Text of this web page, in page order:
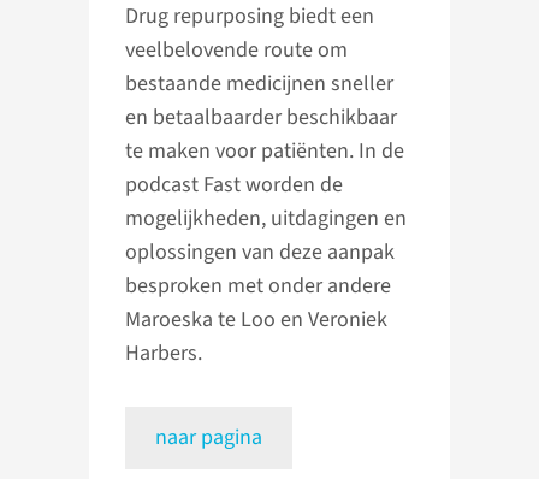
Drug repurposing biedt een
veelbelovende route om
bestaande medicijnen sneller
en betaalbaarder beschikbaar
te maken voor patiënten. In de
podcast Fast worden de
mogelijkheden, uitdagingen en
oplossingen van deze aanpak
besproken met onder andere
Maroeska te Loo en Veroniek
Harbers.
naar pagina